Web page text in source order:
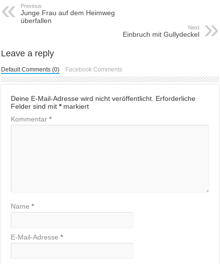
Previous
Junge Frau auf dem Heimweg
überfallen
Next
Einbruch mit Gullydeckel
Leave a reply
Default Comments (0) Facebook Comments
Deine E-Mail-Adresse wird nicht veröffentlicht. Erforderliche
Felder sind mit*markiert
Kommentar*
Name*
E-Mail-Adresse*